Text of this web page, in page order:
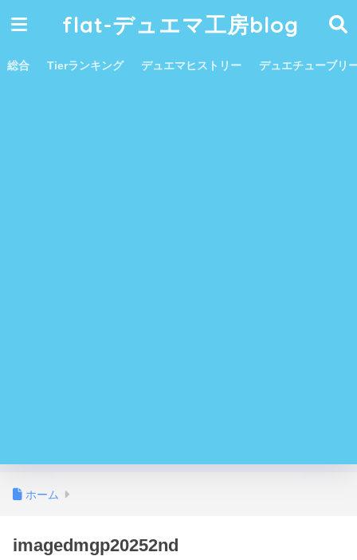
flat-デュエマ工房blog
総合 Tierランキング デュエマヒストリー デュエチューブリ
ホーム
imagedmgp20252nd